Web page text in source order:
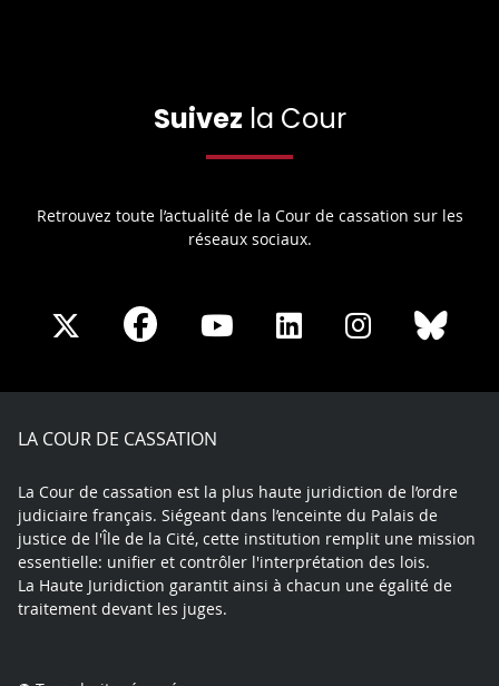
Suivez la Cour
Retrouvez toute l’actualité de la Cour de cassation sur les
réseaux sociaux.
Share
X
Share
Facebook
Share
Youtube
Share
LinkedIn
Share
Instagram
LA COUR DE CASSATION
La Cour de cassation est la plus haute juridiction de l’ordre
judiciaire français. Siégeant dans l’enceinte du Palais de
justice de l'Île de la Cité, cette institution remplit une mission
essentielle: unifier et contrôler l'interprétation des lois.
La Haute Juridiction garantit ainsi à chacun une égalité de
traitement devant les juges.